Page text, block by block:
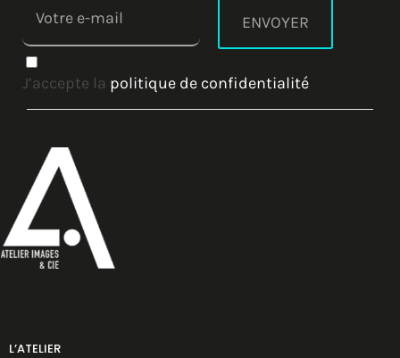
J’accepte la politique de confidentialité
L’ATELIER